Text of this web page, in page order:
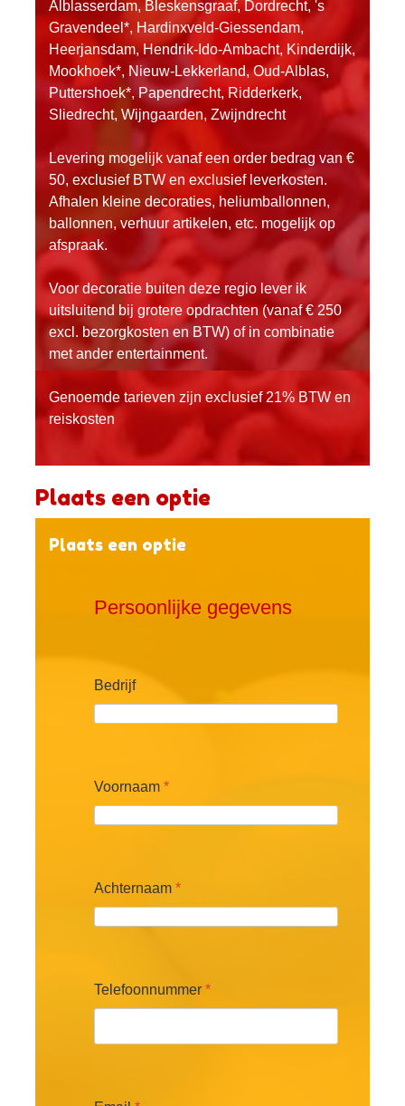
Alblasserdam, Bleskensgraaf, Dordrecht, 's
Gravendeel*, Hardinxveld-Giessendam,
Heerjansdam, Hendrik-Ido-Ambacht, Kinderdijk,
Mookhoek*, Nieuw-Lekkerland, Oud-Alblas,
Puttershoek*, Papendrecht, Ridderkerk,
Sliedrecht, Wijngaarden, Zwijndrecht
Levering mogelijk vanaf een order bedrag van €
50, exclusief BTW en exclusief leverkosten.
Afhalen kleine decoraties, heliumballonnen,
ballonnen, verhuur artikelen, etc. mogelijk op
afspraak.
Voor decoratie buiten deze regio lever ik
uitsluitend bij grotere opdrachten (vanaf € 250
excl. bezorgkosten en BTW) of in combinatie
met ander entertainment.
Genoemde tarieven zijn exclusief 21% BTW en
reiskosten
Plaats een optie
Plaats een optie
Persoonlijke gegevens
Bedrijf
Voornaam *
Achternaam *
Telefoonnummer *